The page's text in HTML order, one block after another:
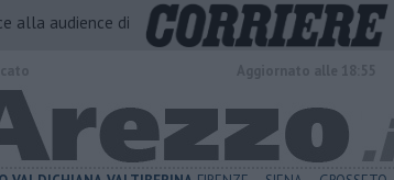
alla audience di